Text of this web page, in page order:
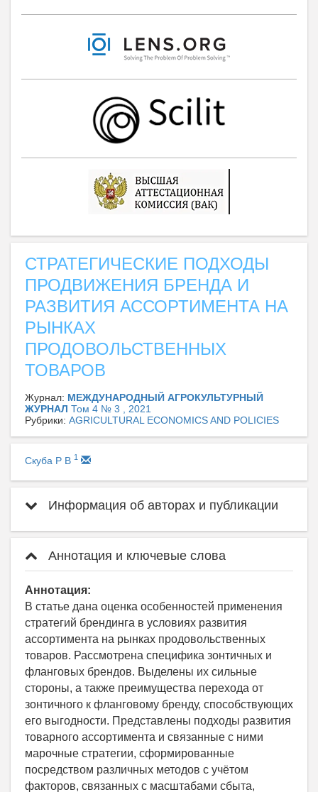
СТРАТЕГИЧЕСКИЕ ПОДХОДЫ
ПРОДВИЖЕНИЯ БРЕНДА И
РАЗВИТИЯ АССОРТИМЕНТА НА
РЫНКАХ
ПРОДОВОЛЬСТВЕННЫХ
ТОВАРОВ
Журнал: МЕЖДУНАРОДНЫЙ АГРОКУЛЬТУРНЫЙ
ЖУРНАЛ Том 4 № 3 , 2021
Рубрики: AGRICULTURAL ECONOMICS AND POLICIES
Скуба Р В 1
Информация об авторах и публикации
Аннотация и ключевые слова
Аннотация:
В статье дана оценка особенностей применения
стратегий брендинга в условиях развития
ассортимента на рынках продовольственных
товаров. Рассмотрена специфика зонтичных и
фланговых брендов. Выделены их сильные
стороны, а также преимущества перехода от
зонтичного к фланговому бренду, способствующих
его выгодности. Представлены подходы развития
товарного ассортимента и связанные с ними
марочные стратегии, сформированные
посредством различных методов с учётом
факторов, связанных с масштабами сбыта,